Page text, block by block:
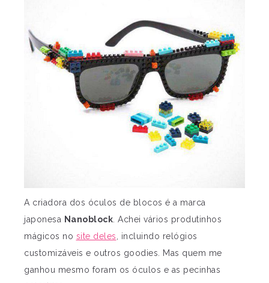
A criadora dos óculos de blocos é a marca
japonesa Nanoblock . Achei vários produtinhos
mágicos no site deles , incluindo relógios
customizáveis e outros goodies. Mas quem me
ganhou mesmo foram os óculos e as pecinhas